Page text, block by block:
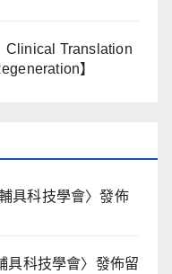
Clinical Translation
】
具科技學會〉發佈
具科技學會〉發佈留